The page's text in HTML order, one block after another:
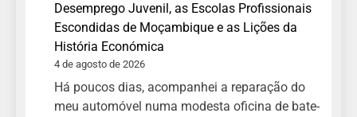
Desemprego Juvenil, as Escolas Profissionais
Escondidas de Moçambique e as Lições da
História Económica
4 de agosto de 2026
Há poucos dias, acompanhei a reparação do
meu automóvel numa modesta oficina de bate-